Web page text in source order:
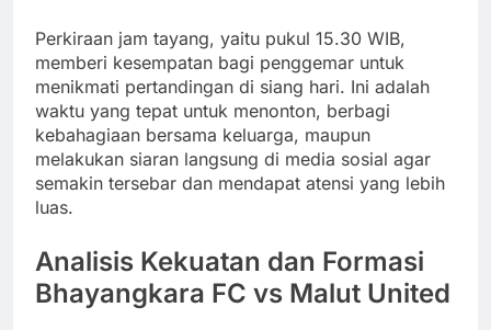
Perkiraan jam tayang, yaitu pukul 15.30 WIB,
memberi kesempatan bagi penggemar untuk
menikmati pertandingan di siang hari. Ini adalah
waktu yang tepat untuk menonton, berbagi
kebahagiaan bersama keluarga, maupun
melakukan siaran langsung di media sosial agar
semakin tersebar dan mendapat atensi yang lebih
luas.
Analisis Kekuatan dan Formasi
Bhayangkara FC vs Malut United